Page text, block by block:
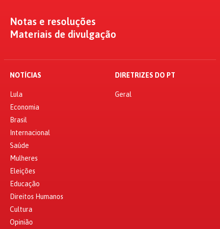
Notas e resoluções
Materiais de divulgação
NOTÍCIAS
Lula
Economia
Brasil
Internacional
Saúde
Mulheres
Eleições
Educação
Direitos Humanos
Cultura
Opinião
DIRETRIZES DO PT
Geral